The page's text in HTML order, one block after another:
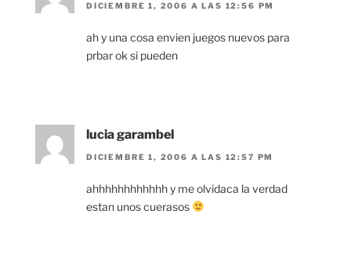
DICIEMBRE 1, 2006 A LAS 12:56 PM
ah y una cosa envien juegos nuevos para
prbar ok si pueden
lucia garambel
DICIEMBRE 1, 2006 A LAS 12:57 PM
ahhhhhhhhhhhh y me olvidaca la verdad
estan unos cuerasos